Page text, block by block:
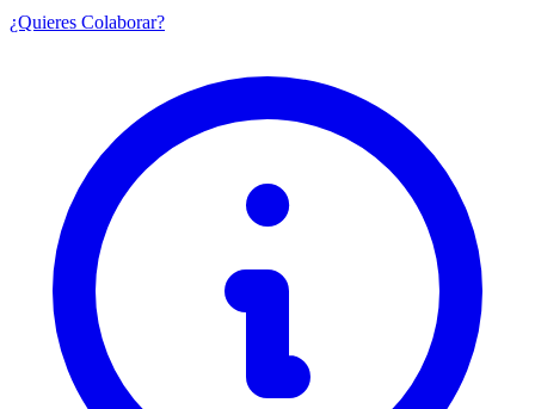
¿Quieres Colaborar?